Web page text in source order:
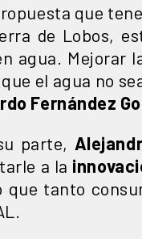
que
de Lobos,
agua. Mejorar
el agua no
Fernández
parte,
a la
que tanto